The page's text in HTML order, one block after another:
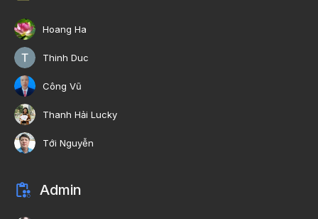
Hoang Ha
Thinh Duc
Công Vũ
Thanh Hải Lucky
Tới Nguyễn
Admin